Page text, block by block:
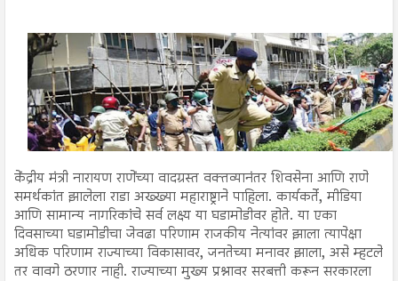
केंद्रीय मंत्री नारायण राणेंच्या वादग्रस्त वक्तव्यानंतर शिवसेना आणि राणे
समर्थकांत झालेला राडा अख्ख्या महाराष्ट्राने पाहिला. कार्यकर्ते, मीडिया
आणि सामान्य नागरिकांचे सर्व लक्ष्य या घडामोडीवर होते. या एका
दिवसाच्या घडामोडीचा जेवढा परिणाम राजकीय नेत्यांवर झाला त्यापेक्षा
अधिक परिणाम राज्याच्या विकासावर, जनतेच्या मनावर झाला, असे म्हटले
तर वावगे ठरणार नाही. राज्याच्या मुख्य प्रश्नावर सरबत्ती करून सरकारला